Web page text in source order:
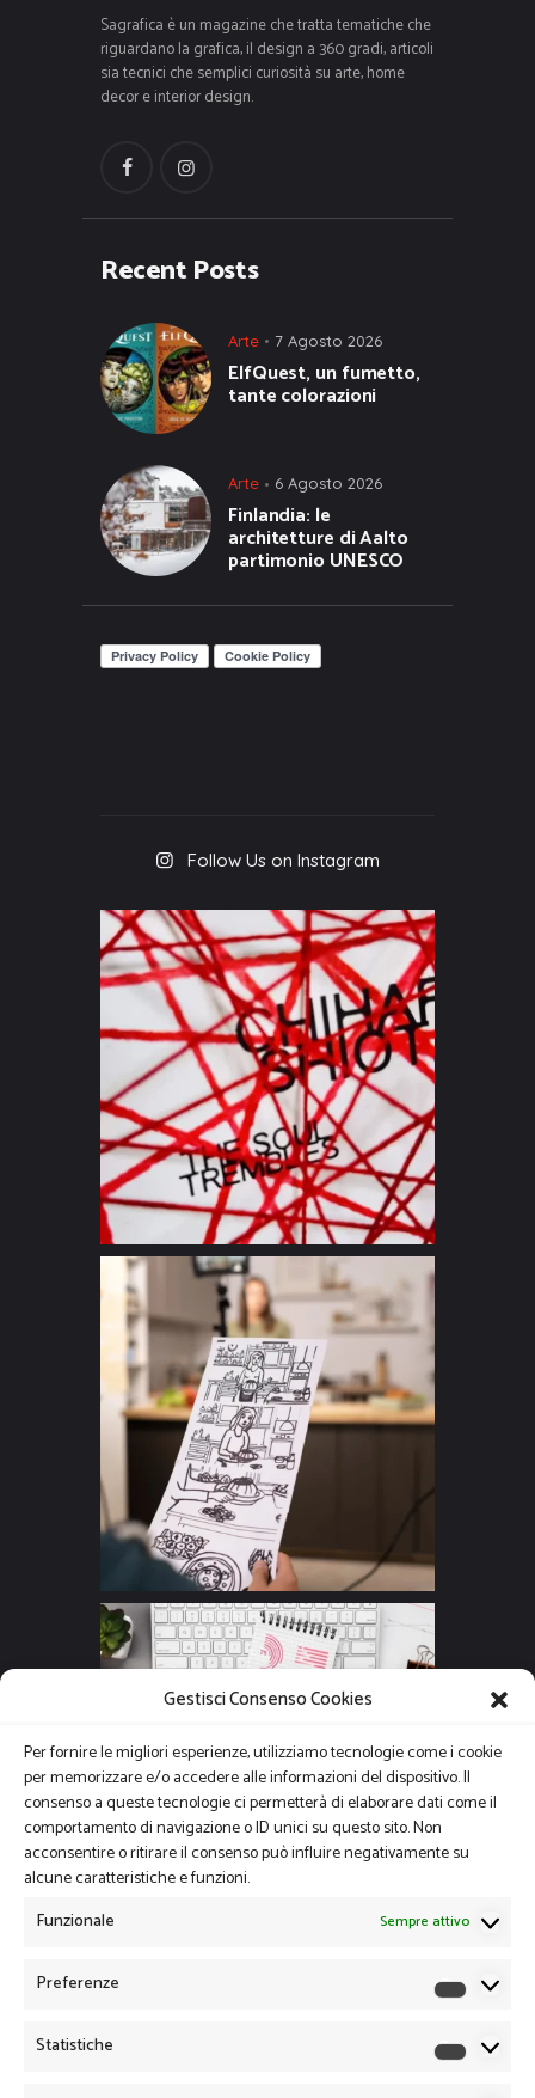
Gestisci Consenso Cookies
Per fornire le migliori esperienze, utilizziamo tecnologie come i cookie
per memorizzare e/o accedere alle informazioni del dispositivo. Il
consenso a queste tecnologie ci permetterà di elaborare dati come il
comportamento di navigazione o ID unici su questo sito. Non
acconsentire o ritirare il consenso può influire negativamente su
alcune caratteristiche e funzioni.
Funzionale
Sempre attivo
Preferenze
Statistiche
Sagrafica è un magazine che tratta tematiche che
riguardano la grafica, il design a 360 gradi, articoli
sia tecnici che semplici curiosità su arte, home
decor e interior design.
Recent Posts
Arte 7 Agosto 2026
ElfQuest, un fumetto,
tante colorazioni
Arte 6 Agosto 2026
Finlandia: le
architetture di Aalto
partimonio UNESCO
Follow Us on Instagram